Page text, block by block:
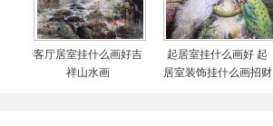
客厅居室挂什么画好吉
祥山水画
起居室挂什么画好 起
居室装饰挂什么画招财